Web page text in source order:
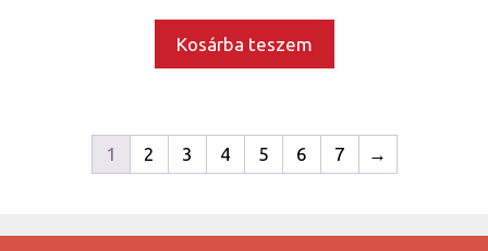
Kosárba teszem
1 2 3 4 5 6 7 →